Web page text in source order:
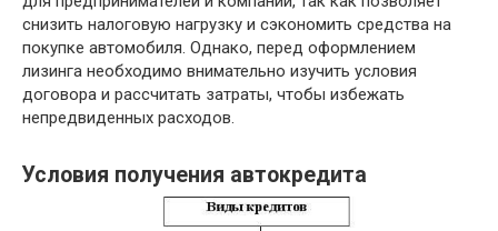
снизить налоговую нагрузку и сэкономить средства на
покупке автомобиля. Однако, перед оформлением
лизинга необходимо внимательно изучить условия
договора и рассчитать затраты, чтобы избежать
непредвиденных расходов.
Условия получения автокредита